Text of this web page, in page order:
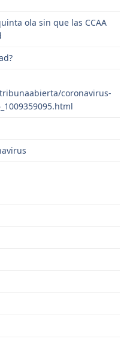
ola sin que las CCAA
coronavirus-